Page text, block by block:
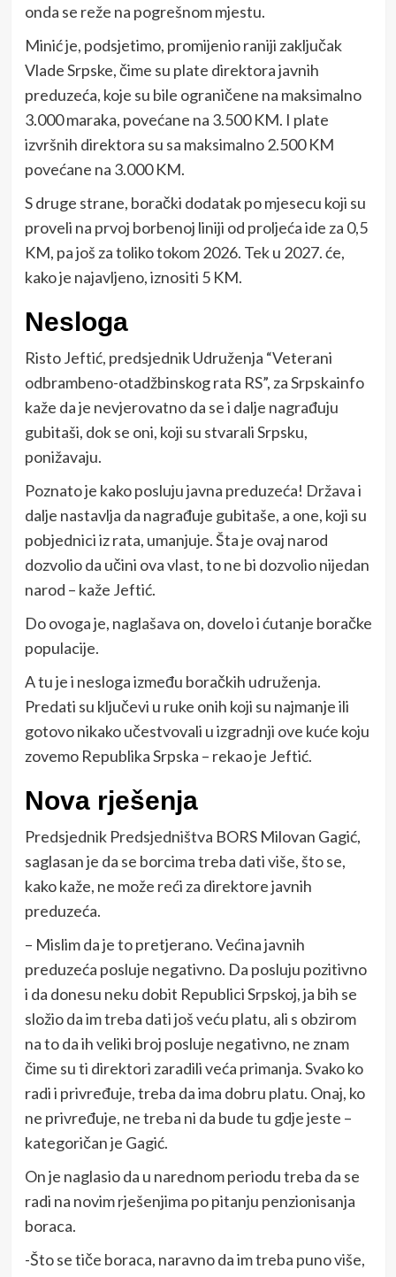
onda se reže na pogrešnom mjestu.
Minić je, podsjetimo, promijenio raniji zaključak
Vlade Srpske, čime su plate direktora javnih
preduzeća, koje su bile ograničene na maksimalno
3.000 maraka, povećane na 3.500 KM. I plate
izvršnih direktora su sa maksimalno 2.500 KM
povećane na 3.000 KM.
S druge strane, borački dodatak po mjesecu koji su
proveli na prvoj borbenoj liniji od proljeća ide za 0,5
KM, pa još za toliko tokom 2026. Tek u 2027. će,
kako je najavljeno, iznositi 5 KM.
Nesloga
Risto Jeftić, predsjednik Udruženja “Veterani
odbrambeno-otadžbinskog rata RS”, za Srpskainfo
kaže da je nevjerovatno da se i dalje nagrađuju
gubitaši, dok se oni, koji su stvarali Srpsku,
ponižavaju.
Poznato je kako posluju javna preduzeća! Država i
dalje nastavlja da nagrađuje gubitaše, a one, koji su
pobjednici iz rata, umanjuje. Šta je ovaj narod
dozvolio da učini ova vlast, to ne bi dozvolio nijedan
narod – kaže Jeftić.
Do ovoga je, naglašava on, dovelo i ćutanje boračke
populacije.
A tu je i nesloga između boračkih udruženja.
Predati su ključevi u ruke onih koji su najmanje ili
gotovo nikako učestvovali u izgradnji ove kuće koju
zovemo Republika Srpska – rekao je Jeftić.
Nova rješenja
Predsjednik Predsjedništva BORS Milovan Gagić,
saglasan je da se borcima treba dati više, što se,
kako kaže, ne može reći za direktore javnih
preduzeća.
– Mislim da je to pretjerano. Većina javnih
preduzeća posluje negativno. Da posluju pozitivno
i da donesu neku dobit Republici Srpskoj, ja bih se
složio da im treba dati još veću platu, ali s obzirom
na to da ih veliki broj posluje negativno, ne znam
čime su ti direktori zaradili veća primanja. Svako ko
radi i privređuje, treba da ima dobru platu. Onaj, ko
ne privređuje, ne treba ni da bude tu gdje jeste –
kategoričan je Gagić.
On je naglasio da u narednom periodu treba da se
radi na novim rješenjima po pitanju penzionisanja
boraca.
-Što se tiče boraca, naravno da im treba puno više,